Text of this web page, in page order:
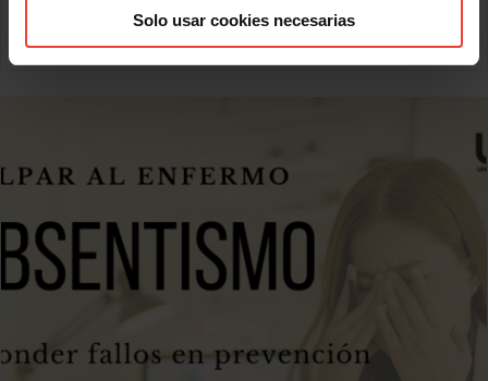
Solo usar cookies necesarias
Leer más